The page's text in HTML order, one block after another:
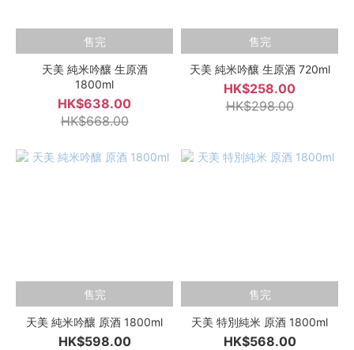
售完
天美 純米吟釀 生原酒
1800ml
HK$638.00
HK$668.00
售完
天美 純米吟釀 生原酒 720ml
HK$258.00
HK$298.00
售完
天美 純米吟釀 原酒 1800ml
HK$598.00
售完
天美 特別純米 原酒 1800ml
HK$568.00